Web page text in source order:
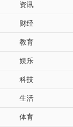
资讯
财经
教育
娱乐
科技
生活
体育